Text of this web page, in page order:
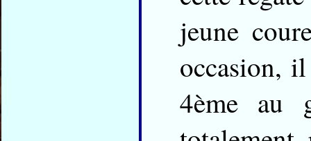
jeune
occasion,
4ème au